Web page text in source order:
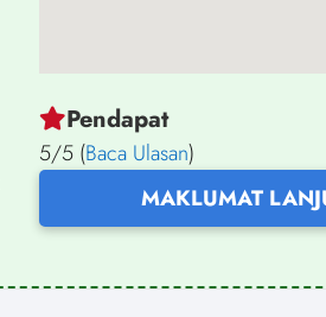
Pendapat
5/5 (Baca Ulasan)
MAKLUMAT